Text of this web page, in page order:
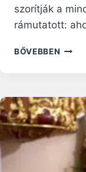
szorítják a
rámutatott:
BŐVEBBEN
EZT?”
–
AZ